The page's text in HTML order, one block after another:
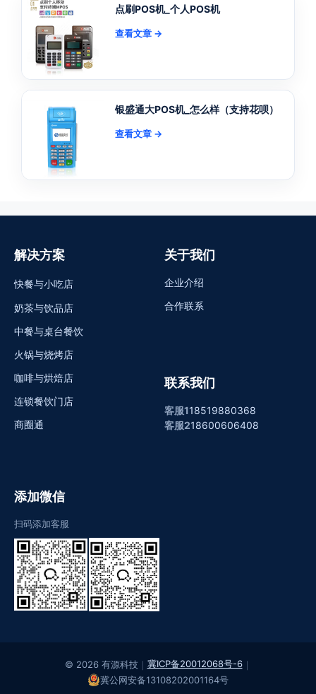
点刷POS机_个人POS机
查看文章 →
银盛通大POS机_怎么样（支持花呗）
查看文章 →
解决方案
快餐与小吃店
奶茶与饮品店
中餐与桌台餐饮
火锅与烧烤店
咖啡与烘焙店
连锁餐饮门店
商圈通
关于我们
企业介绍
合作联系
联系我们
客服118519880368
客服218600606408
添加微信
扫码添加客服
© 2026 有源科技｜ 冀ICP备20012068号-6｜
冀公网安备13108202001164号